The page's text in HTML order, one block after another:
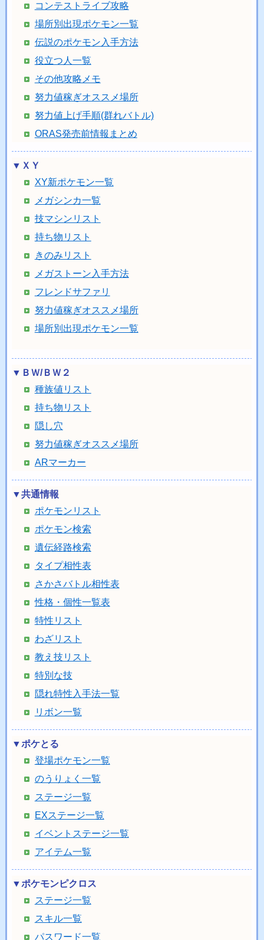
コンテストライブ攻略
場所別出現ポケモン一覧
伝説のポケモン入手方法
役立つ人一覧
その他攻略メモ
努力値稼ぎオススメ場所
努力値上げ手順(群れバトル)
ORAS発売前情報まとめ
▼ＸＹ
XY新ポケモン一覧
メガシンカ一覧
技マシンリスト
持ち物リスト
きのみリスト
メガストーン入手方法
フレンドサファリ
努力値稼ぎオススメ場所
場所別出現ポケモン一覧
▼ＢＷ/ＢＷ２
種族値リスト
持ち物リスト
隠し穴
努力値稼ぎオススメ場所
ARマーカー
▼共通情報
ポケモンリスト
ポケモン検索
遺伝経路検索
タイプ相性表
さかさバトル相性表
性格・個性一覧表
特性リスト
わざリスト
教え技リスト
特別な技
隠れ特性入手法一覧
リボン一覧
▼ポケとる
登場ポケモン一覧
のうりょく一覧
ステージ一覧
EXステージ一覧
イベントステージ一覧
アイテム一覧
▼ポケモンピクロス
ステージ一覧
スキル一覧
パスワード一覧